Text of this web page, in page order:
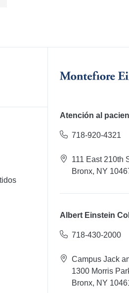
Atención al
718-920-4321
111 East 210th
Bronx, NY
Albert Einstein
718-430-2000
Campus Jack
1300 Morris
Bronx, NY